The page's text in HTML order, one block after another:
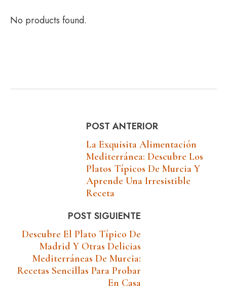
No products found.
POST ANTERIOR
La Exquisita Alimentación
Mediterránea: Descubre Los
Platos Típicos De Murcia Y
Aprende Una Irresistible
Receta
POST SIGUIENTE
Descubre El Plato Típico De
Madrid Y Otras Delicias
Mediterráneas De Murcia:
Recetas Sencillas Para Probar
En Casa